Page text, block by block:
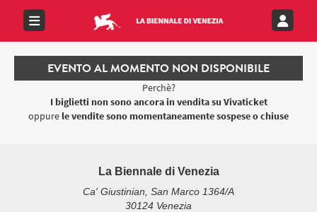
EVENTO AL MOMENTO NON DISPONIBILE
Perchè?
I biglietti non sono ancora in vendita su Vivaticket
oppure le vendite sono momentaneamente sospese o chiuse
La Biennale di Venezia
Ca' Giustinian, San Marco 1364/A
30124 Venezia